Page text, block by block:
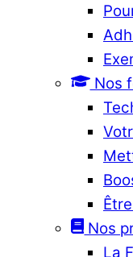
Nos
Nos
La